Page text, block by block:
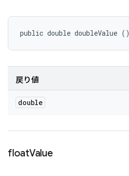
public double doubleValue ()
戻り値
double
floatValue